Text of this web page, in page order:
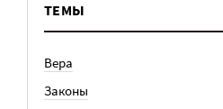
ТЕМЫ
Вера
Законы